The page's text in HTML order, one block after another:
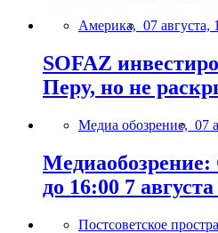
Америка, 07 августа,
SOFAZ
Перу, но не
Медиа обозрение, 07
Медиаобозрение:
до 16:00 7 августа
Постсоветское